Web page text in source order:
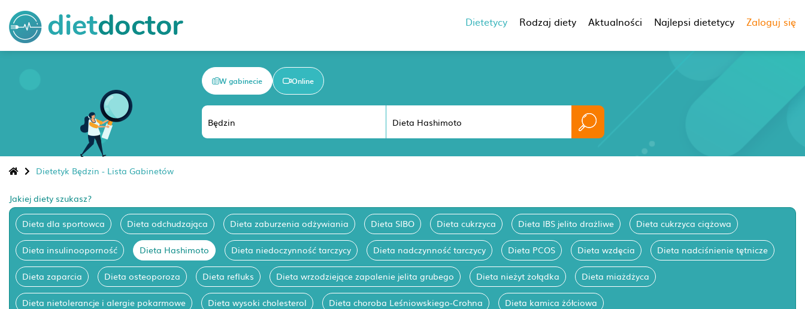
Dietetycy Rodzaj diety Aktualności Najlepsi dietetycy Zaloguj się
W gabinecie Online
Dietetyk Będzin - Lista Gabinetów
Jakiej diety szukasz?
Dieta dla sportowca Dieta odchudzająca Dieta zaburzenia odżywiania Dieta SIBO Dieta cukrzyca Dieta IBS jelito drażliwe Dieta cukrzyca ciążowa
Dieta insulinooporność Dieta Hashimoto Dieta niedoczynność tarczycy Dieta nadczynność tarczycy Dieta PCOS Dieta wzdęcia Dieta nadciśnienie tętnicze
Dieta zaparcia Dieta osteoporoza Dieta refluks Dieta wrzodziejące zapalenie jelita grubego Dieta nieżyt żołądka Dieta miażdżyca
Dieta nietolerancje i alergie pokarmowe Dieta wysoki cholesterol Dieta choroba Leśniowskiego-Crohna Dieta kamica żółciowa